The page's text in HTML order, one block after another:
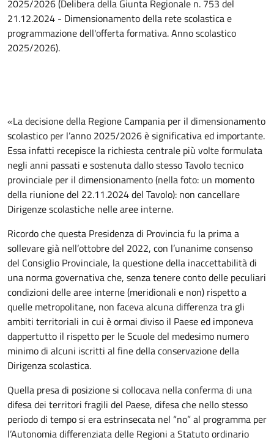
2025/2026 (Delibera della Giunta Regionale n. 753 del
21.12.2024 - Dimensionamento della rete scolastica e
programmazione dell'offerta formativa. Anno scolastico
2025/2026).
«La decisione della Regione Campania per il dimensionamento
scolastico per l’anno 2025/2026 è significativa ed importante.
Essa infatti recepisce la richiesta centrale più volte formulata
negli anni passati e sostenuta dallo stesso Tavolo tecnico
provinciale per il dimensionamento (nella foto: un momento
della riunione del 22.11.2024 del Tavolo): non cancellare
Dirigenze scolastiche nelle aree interne.
Ricordo che questa Presidenza di Provincia fu la prima a
sollevare già nell’ottobre del 2022, con l’unanime consenso
del Consiglio Provinciale, la questione della inaccettabilità di
una norma governativa che, senza tenere conto delle peculiari
condizioni delle aree interne (meridionali e non) rispetto a
quelle metropolitane, non faceva alcuna differenza tra gli
ambiti territoriali in cui è ormai diviso il Paese ed imponeva
dappertutto il rispetto per le Scuole del medesimo numero
minimo di alcuni iscritti al fine della conservazione della
Dirigenza scolastica.
Quella presa di posizione si collocava nella conferma di una
difesa dei territori fragili del Paese, difesa che nello stesso
periodo di tempo si era estrinsecata nel “no” al programma per
l’Autonomia differenziata delle Regioni a Statuto ordinario